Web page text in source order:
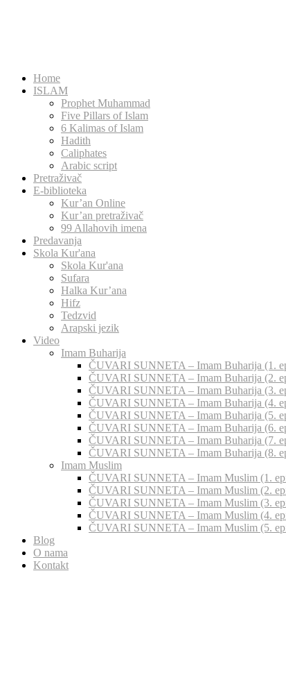
Home
ISLAM
Prophet Muhammad
Five Pillars of Islam
6 Kalimas of Islam
Hadith
Caliphates
Arabic script
Pretraživač
E-biblioteka
Kur’an Online
Kur’an pretraživač
99 Allahovih imena
Predavanja
Skola Kur'ana
Skola Kur'ana
Sufara
Halka Kur’ana
Hifz
Tedzvid
Arapski jezik
Video
Imam Buharija
ČUVARI SUNNETA – Imam Buharija (1.
ČUVARI SUNNETA – Imam Buharija (2.
ČUVARI SUNNETA – Imam Buharija (3.
ČUVARI SUNNETA – Imam Buharija (4.
ČUVARI SUNNETA – Imam Buharija (5.
ČUVARI SUNNETA – Imam Buharija (6.
ČUVARI SUNNETA – Imam Buharija (7.
ČUVARI SUNNETA – Imam Buharija (8.
Imam Muslim
ČUVARI SUNNETA – Imam Muslim (1.
ČUVARI SUNNETA – Imam Muslim (2.
ČUVARI SUNNETA – Imam Muslim (3.
ČUVARI SUNNETA – Imam Muslim (4.
ČUVARI SUNNETA – Imam Muslim (5.
Blog
O nama
Kontakt